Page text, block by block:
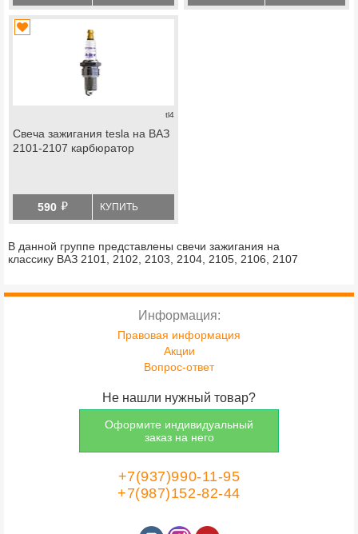
tl4
Свеча зажигания tesla на ВАЗ
2101-2107 карбюратор
590 й КУПИТЬ
В данной группе представлены свечи зажигания на
классику ВАЗ 2101, 2102, 2103, 2104, 2105, 2106, 2107
+7(937)990-11-95
+7(987)152-82-44
Информация:
Правовая информация
Акции
Вопрос-ответ
Не нашли нужный товар?
Оформите индивидуальный
заказ на него